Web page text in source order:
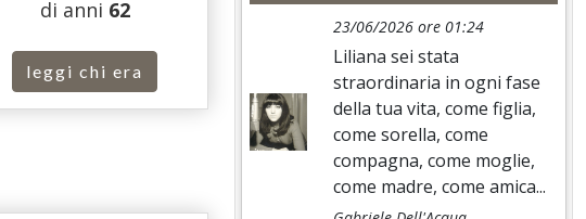
di anni 62
leggi chi era
23/06/2026 ore 01:24
Liliana sei stata
straordinaria in ogni fase
della tua vita, come figlia,
come sorella, come
compagna, come moglie,
come madre, come amica...